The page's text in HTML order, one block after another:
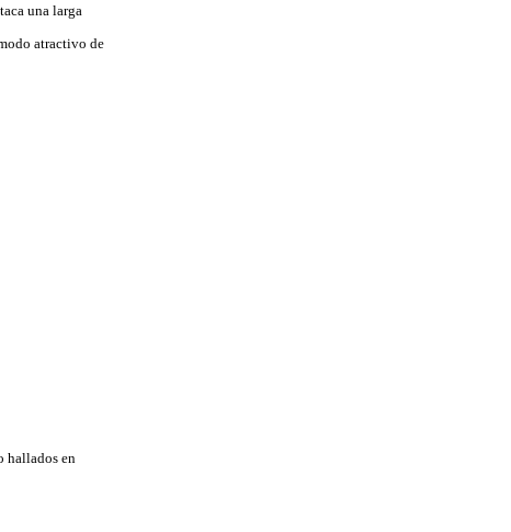
una larga
atractivo de
hallados en